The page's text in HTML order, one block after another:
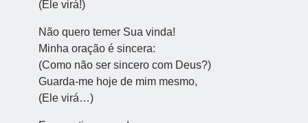
(Ele virá!)
Não quero temer Sua vinda!
Minha oração é sincera:
(Como não ser sincero com Deus?)
Guarda-me hoje de mim mesmo,
(Ele virá…)